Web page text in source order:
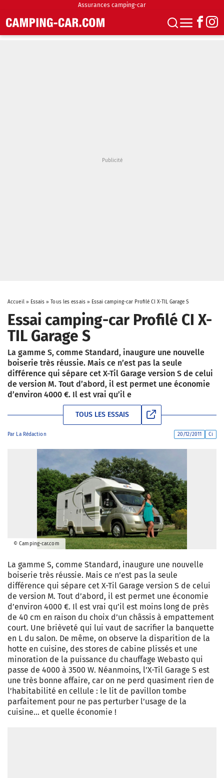
Assurances camping-car
Accueil» Essais »Tous les essais» Essai camping-car Profilé CI X-TIL Garage S
Essai camping-car Profilé CI X-
TIL Garage S
La gamme S, comme Standard, inaugure une nouvelle
boiserie très réussie. Mais ce n’est pas la seule
différence qui sépare cet X-Til Garage version S de celui
de version M. Tout d’abord, il est permet une économie
d’environ 4000 €. Il est vrai qu’il e
TOUS LES ESSAIS
Par La Rédaction 20/12/2011 Ci
© Camping-car.com
La gamme S, comme Standard, inaugure une nouvelle
boiserie très réussie. Mais ce n’est pas la seule
différence qui sépare cet X-Til Garage version S de celui
de version M. Tout d’abord, il est permet une économie
d’environ 4000 €. Il est vrai qu’il est moins long de près
de 40 cm en raison du choix d’un châssis à empattement
court. Une brièveté qui lui vaut de sacrifier la banquette
en L du salon. De même, on observe la disparition de la
hotte en cuisine, des stores de cabine plissés et une
minoration de la puissance du chauffage Webasto qui
passe de 4000 à 3500 W. Néanmoins, l’X-Til Garage S est
une très bonne affaire, car on ne perd quasiment rien de
l’habitabilité en cellule : le lit de pavillon tombe
parfaitement pour ne pas perturber l’usage de la
cuisine… et quelle économie !